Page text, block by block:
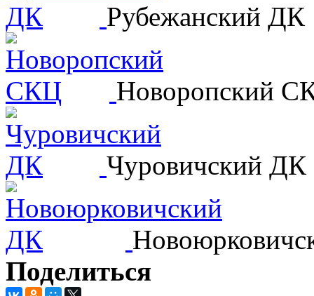
Рубежанский ДК
Новоропский
Чуровичский ДК
Поделиться